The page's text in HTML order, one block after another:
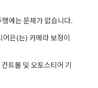
행에는 문제가 없습니다.
어은(는) 카메라 보정이
컨트롤 및 오토스티어 기